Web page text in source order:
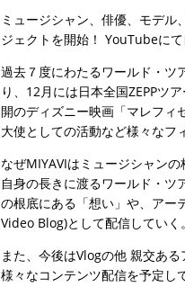
ミュージシャン、俳優、モデル
ジェクトを開始！ YouTubeに
過去７度にわたるワールド・ツ
り、12月には日本全国ZEPPツ
開のディズニー映画「マレフィ
大使としての活動など様々なフ
なぜMIYAVIはミュージシャン
自身の長きに渡るワールド・ツ
の根底にある「想い」や、アー
Video Blog)として配信していく。
また、今後はVlogの他 親交あ
様々なコンテンツ配信を予定し